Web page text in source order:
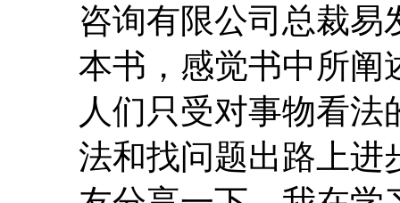
咨询有限公司总裁易
本书，感觉书中所阐
人们只受对事物看
法和找问题出路上进